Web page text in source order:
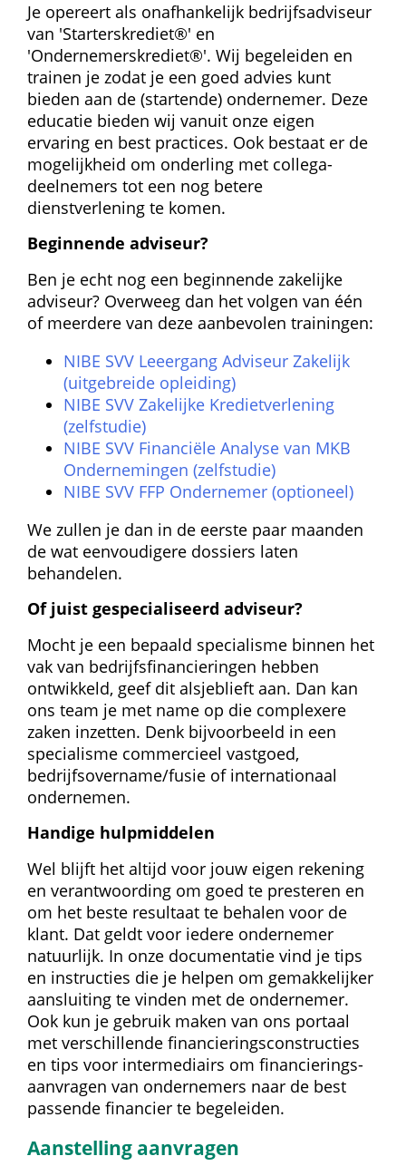
Je opereert als onafhankelijk bedrijfsadviseur
van 'Starterskrediet®' en
'Ondernemerskrediet®'. Wij begeleiden en
trainen je zodat je een goed advies kunt
bieden aan de (startende) ondernemer. Deze
educatie bieden wij vanuit onze eigen
ervaring en best practices. Ook bestaat er de
mogelijkheid om onderling met collega-
deelnemers tot een nog betere
dienstverlening te komen.
Beginnende adviseur?
Ben je echt nog een beginnende zakelijke
adviseur? Overweeg dan het volgen van één
of meerdere van deze aanbevolen trainingen:
NIBE SVV Leeergang Adviseur Zakelijk
(uitgebreide opleiding)
NIBE SVV Zakelijke Kredietverlening
(zelfstudie)
NIBE SVV Financiële Analyse van MKB
Ondernemingen (zelfstudie)
NIBE SVV FFP Ondernemer (optioneel)
We zullen je dan in de eerste paar maanden
de wat eenvoudigere dossiers laten
behandelen.
Of juist gespecialiseerd adviseur?
Mocht je een bepaald specialisme binnen het
vak van bedrijfs­financieringen hebben
ontwikkeld, geef dit alsjeblieft aan. Dan kan
ons team je met name op die complexere
zaken inzetten. Denk bijvoorbeeld in een
specialisme commercieel vastgoed,
bedrijfsovername/fusie of internationaal
ondernemen.
Handige hulpmiddelen
Wel blijft het altijd voor jouw eigen rekening
en verantwoording om goed te presteren en
om het beste resultaat te behalen voor de
klant. Dat geldt voor iedere ondernemer
natuurlijk. In onze documentatie vind je tips
en instructies die je helpen om gemakkelijker
aansluiting te vinden met de ondernemer.
Ook kun je gebruik maken van ons portaal
met verschillende financierings­constructies
en tips voor intermediairs om financierings­
aanvragen van ondernemers naar de best
passende financier te begeleiden.
Aanstelling aanvragen